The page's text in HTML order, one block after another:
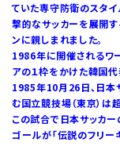
ていた専守防衛のスタ
撃的なサッカーを展開
ンに親しまれました。
1986年に開催されるワ
アの１枠をかけた韓国代
1985年10月26日、日本
む国立競技場（東京）は
この試合で日本サッカ
ゴールが「伝説のフリー